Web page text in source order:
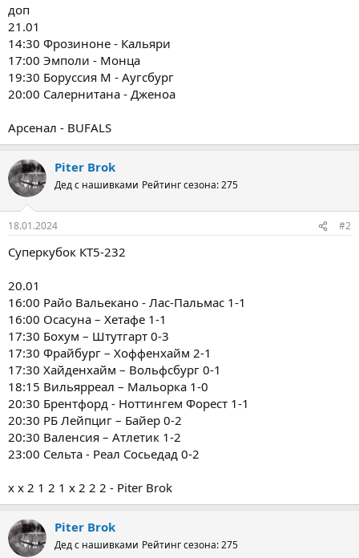
доп
21.01
14:30 Фрозиноне - Кальяри
17:00 Эмполи - Монца
19:30 Боруссия М - Аугсбург
20:00 Салернитана - Дженоа
Арсенал - BUFALS
Piter Brok
Дед с нашивками Рейтинг сезона: 275
18.01.2024 #2
Суперкубок КТ5-232
20.01
16:00 Райо Вальекано - Лас-Пальмас 1-1
16:00 Осасуна – Хетафе 1-1
17:30 Бохум – Штутгарт 0-3
17:30 Фрайбург – Хоффенхайм 2-1
17:30 Хайденхайм – Вольфсбург 0-1
18:15 Вильярреал – Мальорка 1-0
20:30 Брентфорд - Ноттингем Форест 1-1
20:30 РБ Лейпциг – Байер 0-2
20:30 Валенсия – Атлетик 1-2
23:00 Сельта - Реал Сосьедад 0-2
x x 2 1 2 1 x 2 2 2 - Piter Brok
Piter Brok
Дед с нашивками Рейтинг сезона: 275